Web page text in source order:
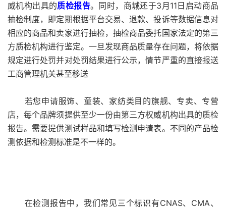
威机构出具的质检报告。同时，商城还于3月11日启动商品
抽检制度，即定期根据平台交易、退款、投诉等数据信息对
相应的商品和卖家进行抽检，抽检商品委托国家法定的第三
方质检机构进行鉴定。一旦发现商品质量存在问题，将依据
规定进行处罚并对处罚结果进行公示，情节严重的直接报送
工商管理机关甚至移送
若您申请服饰、童装、家纺类目的旗舰、专卖、专营
店，每个品牌须提供至少一份由第三方权威机构出具的质检
报告。需要提供测试样品和填写检测申请表。不同的产品检
测依据和检测标准是不一样的。
在检测报告中，我们常见三个标识有CNAS、CMA、